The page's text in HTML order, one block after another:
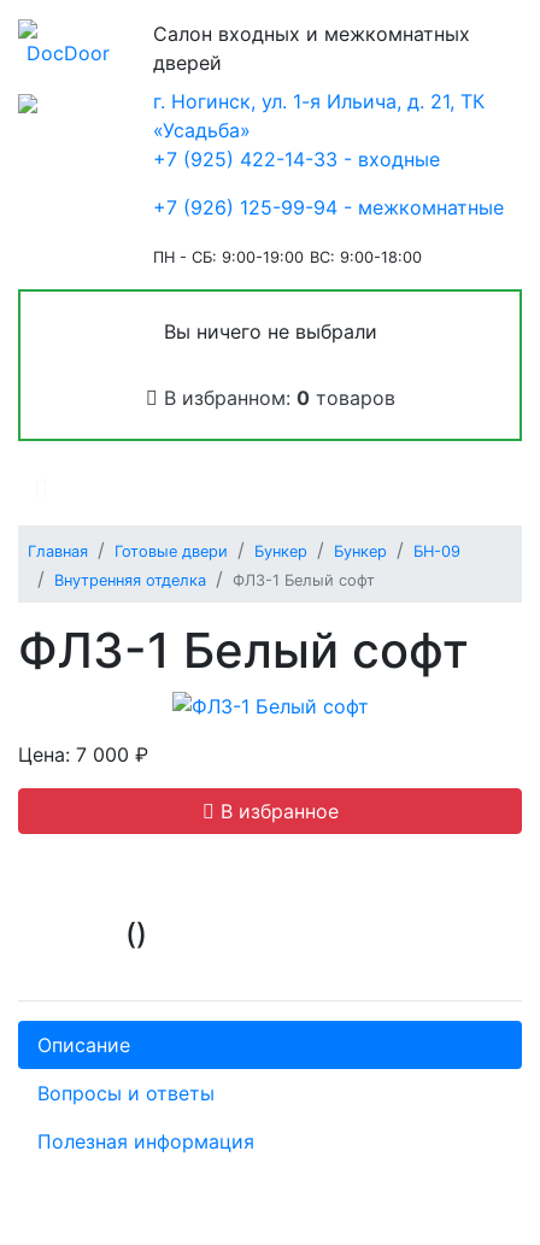
Салон входных и межкомнатных
дверей
г. Ногинск, ул. 1-я Ильича, д. 21, ТК
«Усадьба»
+7 (925) 422-14-33 - входные
+7 (926) 125-99-94 - межкомнатные
ПН - СБ: 9:00-19:00 ВС: 9:00-18:00
Вы ничего не выбрали
В избранном: 0товаров
Главная Готовые двери Бункер Бункер
БН-09
Внутренняя отделка
ФЛЗ-1 Белый софт
ФЛЗ-1 Белый софт
Цена: 7 000 ₽
В избранное
()
Описание
Вопросы и ответы
Полезная информация